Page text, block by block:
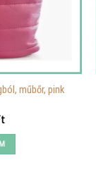
műbőr, pink
Current
is:
6990 Ft.